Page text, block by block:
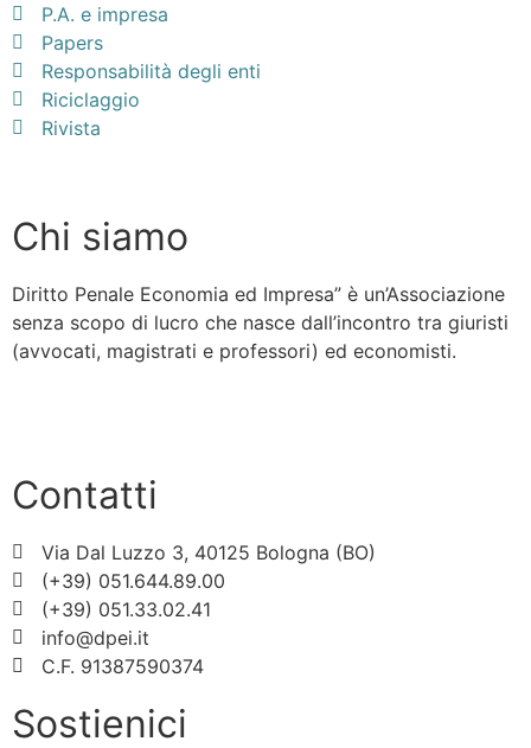
P.A. e impresa
Papers
Responsabilità degli enti
Riciclaggio
Rivista
Chi siamo
Diritto Penale Economia ed Impresa” è un’Associazione
senza scopo di lucro che nasce dall’incontro tra giuristi
(avvocati, magistrati e professori) ed economisti.
Contatti
Via Dal Luzzo 3, 40125 Bologna (BO)
(+39) 051.644.89.00
(+39) 051.33.02.41
info@dpei.it
C.F. 91387590374
Sostienici